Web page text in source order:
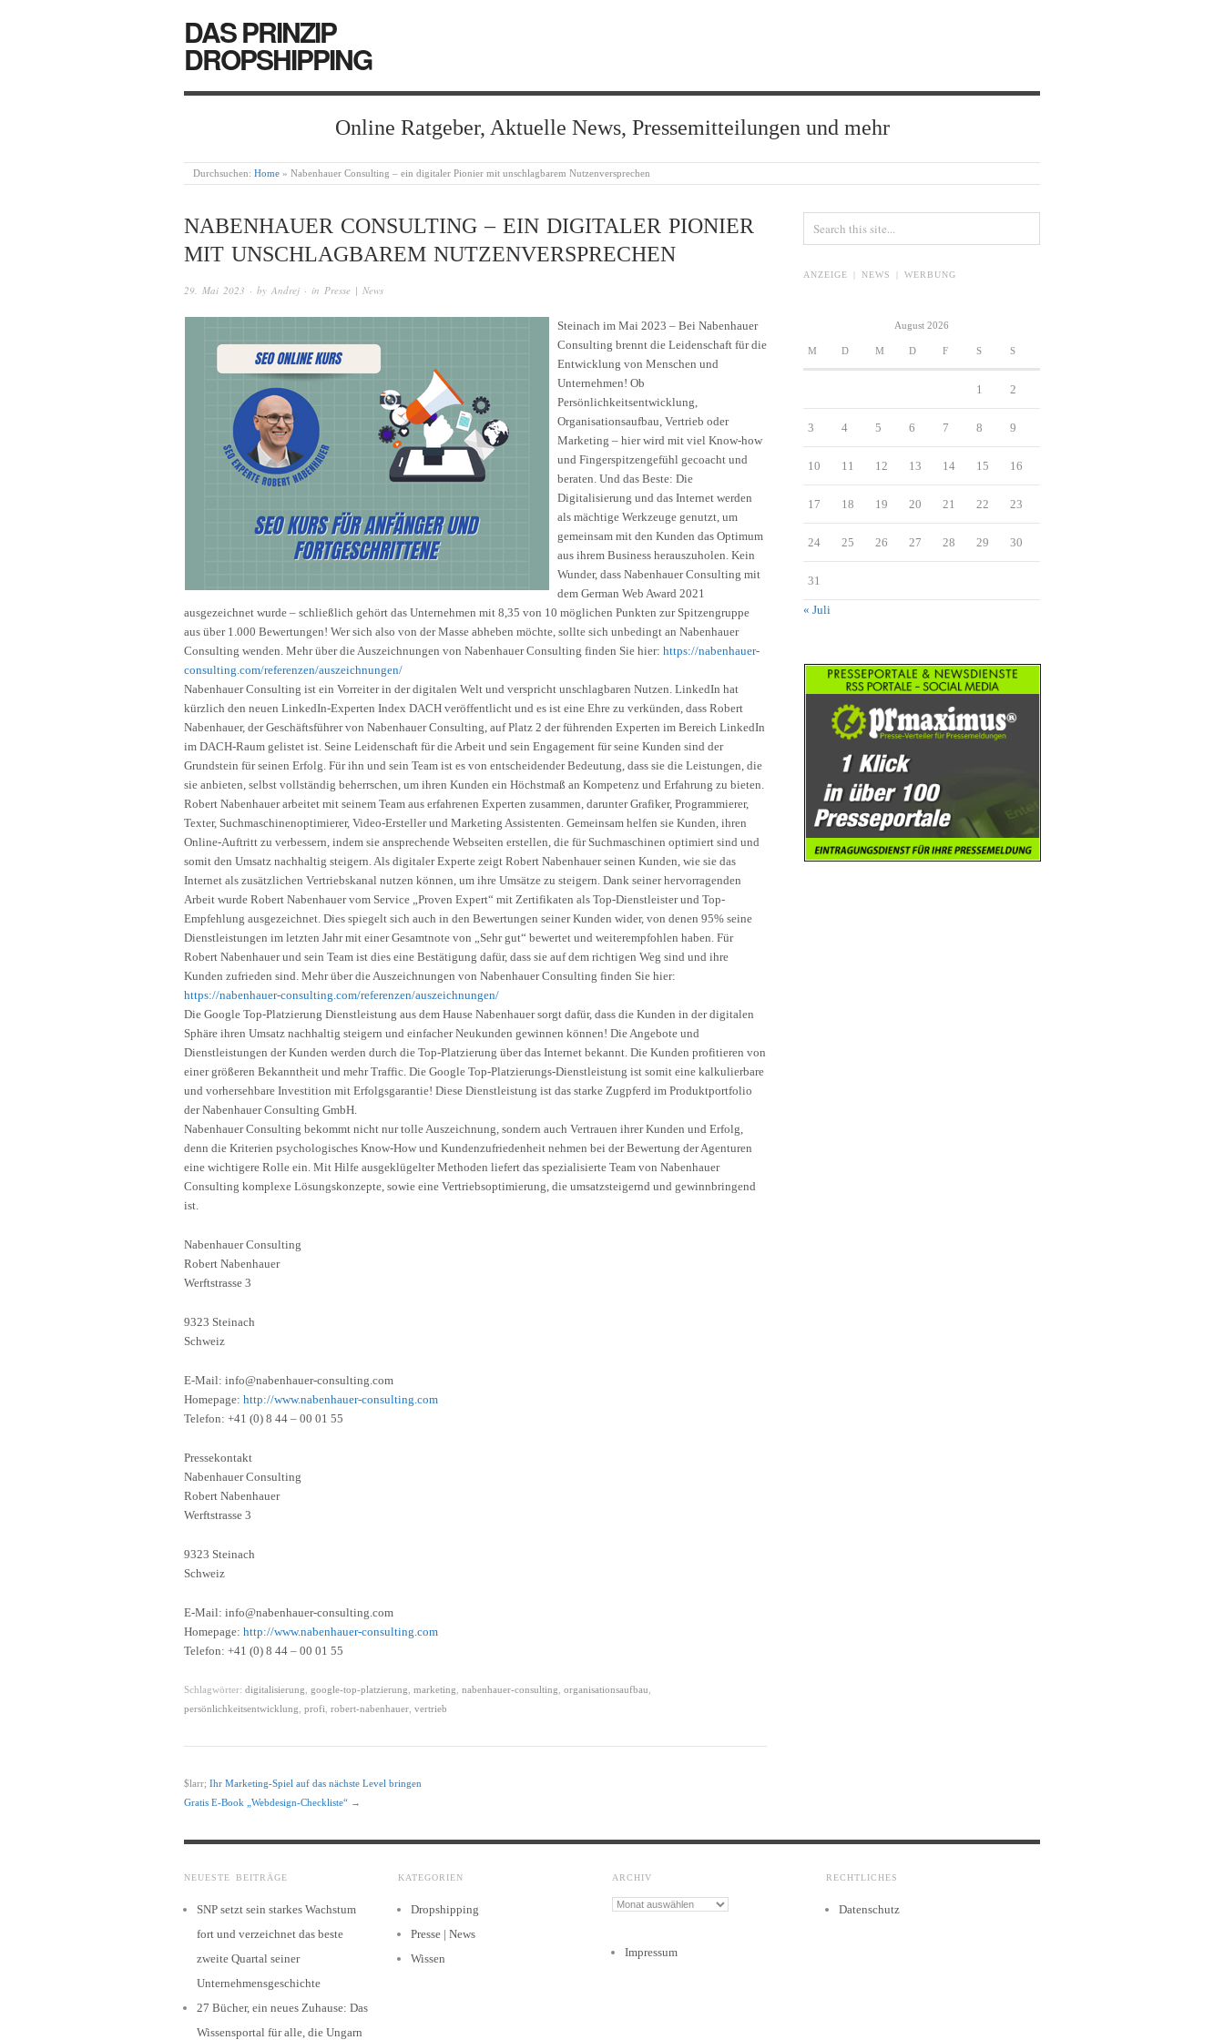
DAS PRINZIP
DROPSHIPPING
Online Ratgeber, Aktuelle News, Pressemitteilungen und mehr
Durchsuchen: Home » Nabenhauer Consulting – ein digitaler Pionier mit unschlagbarem Nutzenversprechen
NABENHAUER CONSULTING – EIN DIGITALER PIONIER
MIT UNSCHLAGBAREM NUTZENVERSPRECHEN
29. Mai 2023 · by Andrej · in Presse | News
Steinach im Mai 2023 – Bei Nabenhauer
Consulting brennt die Leidenschaft für die
Entwicklung von Menschen und
Unternehmen! Ob
Persönlichkeitsentwicklung,
Organisationsaufbau, Vertrieb oder
Marketing – hier wird mit viel Know-how
und Fingerspitzengefühl gecoacht und
beraten. Und das Beste: Die
Digitalisierung und das Internet werden
als mächtige Werkzeuge genutzt, um
gemeinsam mit den Kunden das Optimum
aus ihrem Business herauszuholen. Kein
Wunder, dass Nabenhauer Consulting mit
dem German Web Award 2021
ausgezeichnet wurde – schließlich gehört das Unternehmen mit 8,35 von 10 möglichen Punkten zur Spitzengruppe
aus über 1.000 Bewertungen! Wer sich also von der Masse abheben möchte, sollte sich unbedingt an Nabenhauer
Consulting wenden. Mehr über die Auszeichnungen von Nabenhauer Consulting finden Sie hier: https://nabenhauer-
consulting.com/referenzen/auszeichnungen/
Nabenhauer Consulting ist ein Vorreiter in der digitalen Welt und verspricht unschlagbaren Nutzen. LinkedIn hat
kürzlich den neuen LinkedIn-Experten Index DACH veröffentlicht und es ist eine Ehre zu verkünden, dass Robert
Nabenhauer, der Geschäftsführer von Nabenhauer Consulting, auf Platz 2 der führenden Experten im Bereich LinkedIn
im DACH-Raum gelistet ist. Seine Leidenschaft für die Arbeit und sein Engagement für seine Kunden sind der
Grundstein für seinen Erfolg. Für ihn und sein Team ist es von entscheidender Bedeutung, dass sie die Leistungen, die
sie anbieten, selbst vollständig beherrschen, um ihren Kunden ein Höchstmaß an Kompetenz und Erfahrung zu bieten.
Robert Nabenhauer arbeitet mit seinem Team aus erfahrenen Experten zusammen, darunter Grafiker, Programmierer,
Texter, Suchmaschinenoptimierer, Video-Ersteller und Marketing Assistenten. Gemeinsam helfen sie Kunden, ihren
Online-Auftritt zu verbessern, indem sie ansprechende Webseiten erstellen, die für Suchmaschinen optimiert sind und
somit den Umsatz nachhaltig steigern. Als digitaler Experte zeigt Robert Nabenhauer seinen Kunden, wie sie das
Internet als zusätzlichen Vertriebskanal nutzen können, um ihre Umsätze zu steigern. Dank seiner hervorragenden
Arbeit wurde Robert Nabenhauer vom Service „Proven Expert“ mit Zertifikaten als Top-Dienstleister und Top-
Empfehlung ausgezeichnet. Dies spiegelt sich auch in den Bewertungen seiner Kunden wider, von denen 95% seine
Dienstleistungen im letzten Jahr mit einer Gesamtnote von „Sehr gut“ bewertet und weiterempfohlen haben. Für
Robert Nabenhauer und sein Team ist dies eine Bestätigung dafür, dass sie auf dem richtigen Weg sind und ihre
Kunden zufrieden sind. Mehr über die Auszeichnungen von Nabenhauer Consulting finden Sie hier:
https://nabenhauer-consulting.com/referenzen/auszeichnungen/
Die Google Top-Platzierung Dienstleistung aus dem Hause Nabenhauer sorgt dafür, dass die Kunden in der digitalen
Sphäre ihren Umsatz nachhaltig steigern und einfacher Neukunden gewinnen können! Die Angebote und
Dienstleistungen der Kunden werden durch die Top-Platzierung über das Internet bekannt. Die Kunden profitieren von
einer größeren Bekanntheit und mehr Traffic. Die Google Top-Platzierungs-Dienstleistung ist somit eine kalkulierbare
und vorhersehbare Investition mit Erfolgsgarantie! Diese Dienstleistung ist das starke Zugpferd im Produktportfolio
der Nabenhauer Consulting GmbH.
Nabenhauer Consulting bekommt nicht nur tolle Auszeichnung, sondern auch Vertrauen ihrer Kunden und Erfolg,
denn die Kriterien psychologisches Know-How und Kundenzufriedenheit nehmen bei der Bewertung der Agenturen
eine wichtigere Rolle ein. Mit Hilfe ausgeklügelter Methoden liefert das spezialisierte Team von Nabenhauer
Consulting komplexe Lösungskonzepte, sowie eine Vertriebsoptimierung, die umsatzsteigernd und gewinnbringend
ist.
Nabenhauer Consulting
Robert Nabenhauer
Werftstrasse 3
9323 Steinach
Schweiz
E-Mail: info@nabenhauer-consulting.com
Homepage: http://www.nabenhauer-consulting.com
Telefon: +41 (0) 8 44 – 00 01 55
Pressekontakt
Nabenhauer Consulting
Robert Nabenhauer
Werftstrasse 3
9323 Steinach
Schweiz
E-Mail: info@nabenhauer-consulting.com
Homepage: http://www.nabenhauer-consulting.com
Telefon: +41 (0) 8 44 – 00 01 55
Schlagwörter: digitalisierung google-top-platzierung marketing nabenhauer-consulting organisationsaufbau
persönlichkeitsentwicklung profi robert-nabenhauer vertrieb
$larr; Ihr Marketing-Spiel auf das nächste Level bringen
Gratis E-Book „Webdesign-Checkliste“ →
ANZEIGE | NEWS | WERBUNG
August 2026
M D M D F S S
1 2
3 4 5 6 7 8 9
10 11 12 13 14 15 16
17 18 19 20 21 22 23
24 25 26 27 28 29 30
31
« Juli
NEUESTE BEITRÄGE
SNP setzt sein starkes Wachstum
fort und verzeichnet das beste
zweite Quartal seiner
Unternehmensgeschichte
27 Bücher, ein neues Zuhause: Das
Wissensportal für alle, die Ungarn
KATEGORIEN
Dropshipping
Presse | News
Wissen
ARCHIV
Archiv
RECHTLICHES
Datenschutz
Impressum